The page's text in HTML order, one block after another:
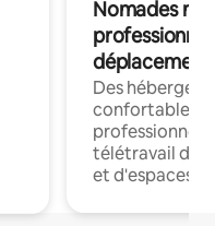
Nomades
déplacement
Des
confortables
professionnels
télétravail
et d'espaces